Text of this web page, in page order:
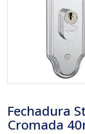
Fechadura
Cromada